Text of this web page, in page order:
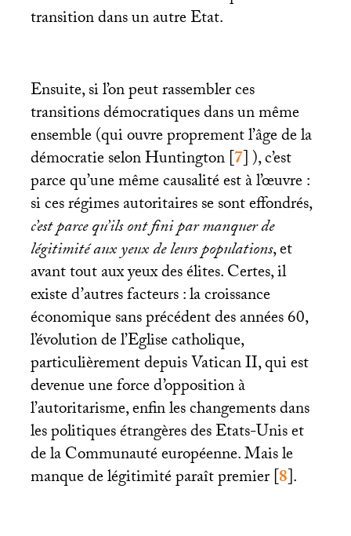
transition dans un autre Etat.
Ensuite, si l’on peut rassembler ces
transitions démocratiques dans un même
ensemble (qui ouvre proprement l’âge de la
démocratie selon Huntington[7]), c’est
parce qu’une même causalité est à l’œuvre :
si ces régimes autoritaires se sont effondrés,
c’est parce qu’ils ont fini par manquer de
légitimité aux yeux de leurs populations, et
avant tout aux yeux des élites. Certes, il
existe d’autres facteurs : la croissance
économique sans précédent des années 60,
l’évolution de l’Eglise catholique,
particulièrement depuis VaticanII, qui est
devenue une force d’opposition à
l’autoritarisme, enfin les changements dans
les politiques étrangères des Etats-Unis et
de la Communauté européenne. Mais le
manque de légitimité paraît premier[8].